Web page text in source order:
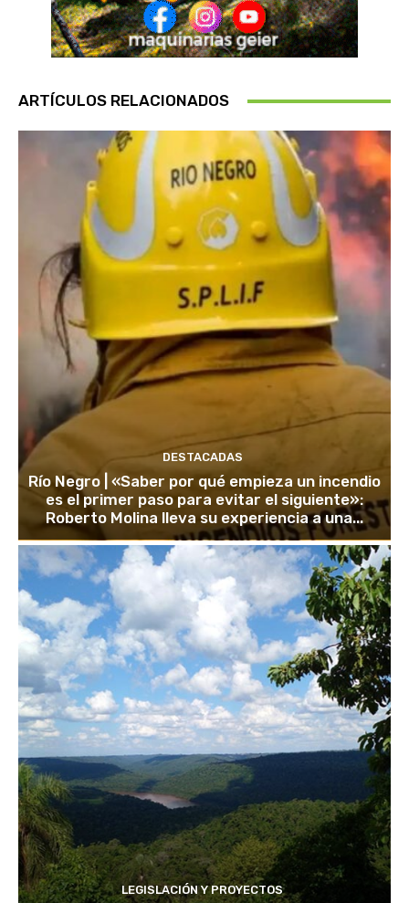
ARTÍCULOS RELACIONADOS
DESTACADAS
Río Negro | «Saber por qué empieza un incendio
es el primer paso para evitar el siguiente»:
Roberto Molina lleva su experiencia a una...
LEGISLACIÓN Y PROYECTOS